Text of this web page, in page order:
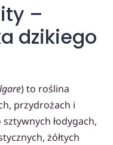
–
dzikiego
) to roślina
przydrożach i
łodygach,
żółtych